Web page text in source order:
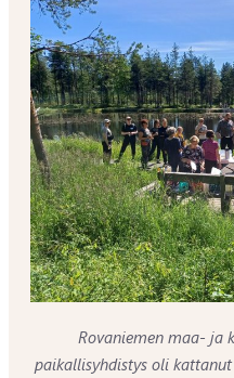
Rovaniemen maa- ja
paikallisyhdistys oli